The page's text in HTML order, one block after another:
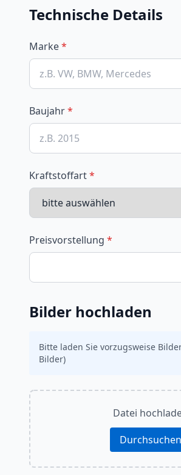
Technische Details
Marke*
Baujahr*
Kraftstoffart*
Preisvorstellung *
Bilder hochladen
Bitte laden Sie vorzugsweise
Bilder)
Datei
Durchsuchen